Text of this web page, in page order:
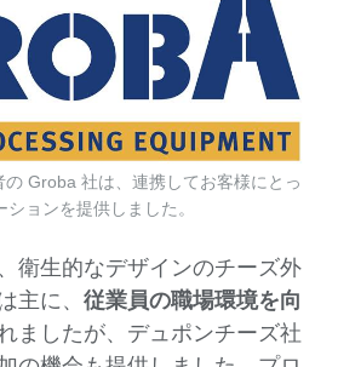
衛生的なデザインのチーズ外
主に、従業員の職場環境を向
ましたが、デュポンチーズ社
の Groba 社は、連携してお客様にとっ
ョンを提供しました。